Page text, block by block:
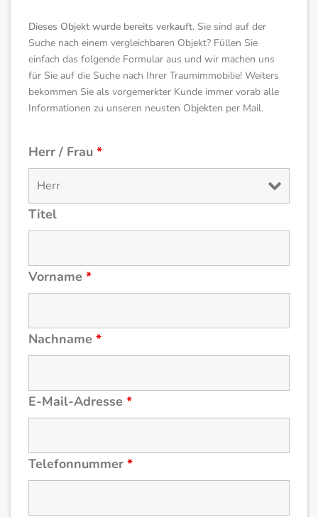
Dieses Objekt wurde bereits verkauft. Sie sind auf der
Suche nach einem vergleichbaren Objekt? Füllen Sie
einfach das folgende Formular aus und wir machen uns
für Sie auf die Suche nach Ihrer Traumimmobilie! Weiters
bekommen Sie als vorgemerkter Kunde immer vorab alle
Informationen zu unseren neusten Objekten per Mail.
Herr / Frau*
Titel
Vorname*
Nachname*
E-Mail-Adresse*
Telefonnummer*